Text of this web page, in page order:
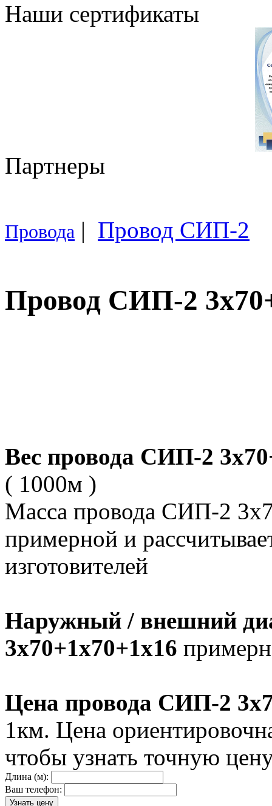
Наши сертификаты
Партнеры
Провода | Провод СИП-2
Провод СИП-2
Вес провода СИП-2
( 1000м )
Масса провода СИП-2
примерной и
изготовителей
Наружный / внешний
3х70+1х70+1х16
Цена провода СИП-2
1км. Цена
чтобы узнать точную
Длина (м):
Ваш телефон: